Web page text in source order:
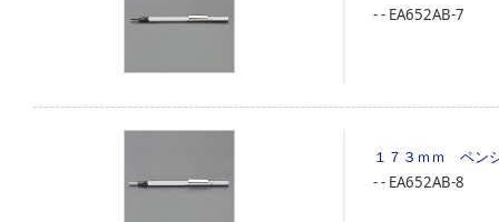
‐‐ EA652AB-7
１７３ｍｍ ペン
‐‐ EA652AB-8